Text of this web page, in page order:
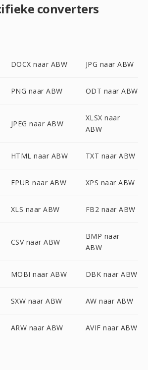
converters
DOCX naar ABW JPG naar ABW
PNG naar ABW ODT naar ABW
JPEG naar ABW
XLSX naar
ABW
HTML naar ABW TXT naar ABW
EPUB naar ABW XPS naar ABW
XLS naar ABW FB2 naar ABW
CSV naar ABW
BMP naar
ABW
MOBI naar ABW DBK naar ABW
SXW naar ABW AW naar ABW
ARW naar ABW AVIF naar ABW